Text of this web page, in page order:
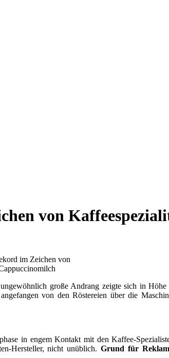
von
im Zeichen von
große Andrang zeigte sich in
von den Röstereien über die
in engem Kontakt mit den Kaffee-
Hersteller, nicht unüblich.Grund für